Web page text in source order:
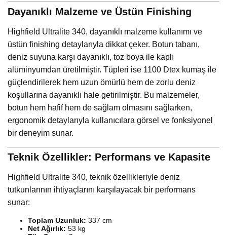
Dayanıklı Malzeme ve Üstün Finishing
Highfield Ultralite 340, dayanıklı malzeme kullanımı ve
üstün finishing detaylarıyla dikkat çeker. Botun tabanı,
deniz suyuna karşı dayanıklı, toz boya ile kaplı
alüminyumdan üretilmiştir. Tüpleri ise 1100 Dtex kumaş ile
güçlendirilerek hem uzun ömürlü hem de zorlu deniz
koşullarına dayanıklı hale getirilmiştir. Bu malzemeler,
botun hem hafif hem de sağlam olmasını sağlarken,
ergonomik detaylarıyla kullanıcılara görsel ve fonksiyonel
bir deneyim sunar.
Teknik Özellikler: Performans ve Kapasite
Highfield Ultralite 340, teknik özellikleriyle deniz
tutkunlarının ihtiyaçlarını karşılayacak bir performans
sunar:
Toplam Uzunluk: 337 cm
Net Ağırlık: 53 kg